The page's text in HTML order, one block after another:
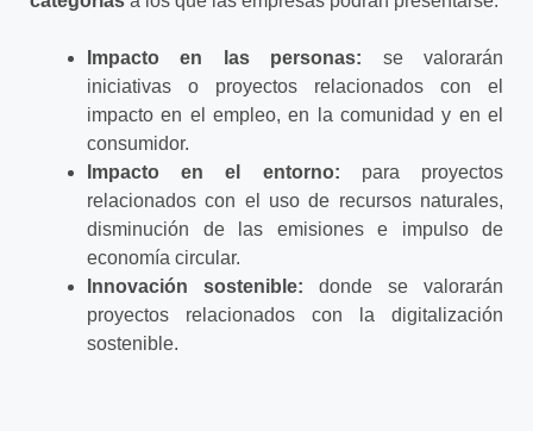
Impacto en las personas: se valorarán
iniciativas o proyectos relacionados con el
impacto en el empleo, en la comunidad y en el
consumidor.
Impacto en el entorno: para proyectos
relacionados con el uso de recursos naturales,
disminución de las emisiones e impulso de
economía circular.
Innovación sostenible: donde se valorarán
proyectos relacionados con la digitalización
sostenible.